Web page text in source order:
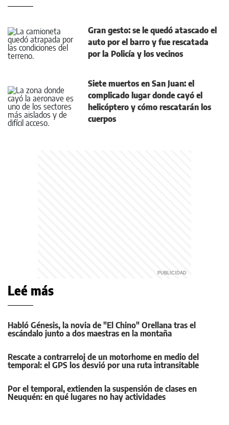
Gran gesto: se le quedó atascado el
auto por el barro y fue rescatada
por la Policía y los vecinos
Siete muertos en San Juan: el
complicado lugar donde cayó el
helicóptero y cómo rescatarán los
cuerpos
Leé más
Habló Génesis, la novia de "El Chino" Orellana tras el
escándalo junto a dos maestras en la montaña
Rescate a contrarreloj de un motorhome en medio del
temporal: el GPS los desvió por una ruta intransitable
Por el temporal, extienden la suspensión de clases en
Neuquén: en qué lugares no hay actividades